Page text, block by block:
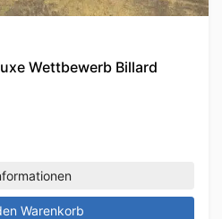
Wettbewerb Billard
Warenkorb